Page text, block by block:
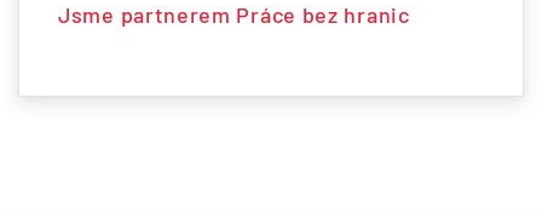
Jsme partnerem Práce bez hranic